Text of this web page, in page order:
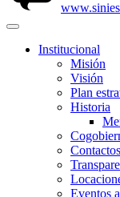
Institucional
Misión
Visión
Plan
Historia
Contactos
Eventos